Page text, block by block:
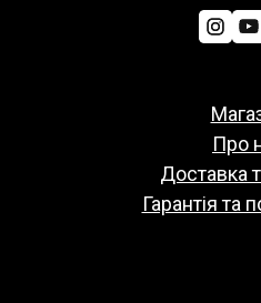
Про
Доставка
Гарантія та